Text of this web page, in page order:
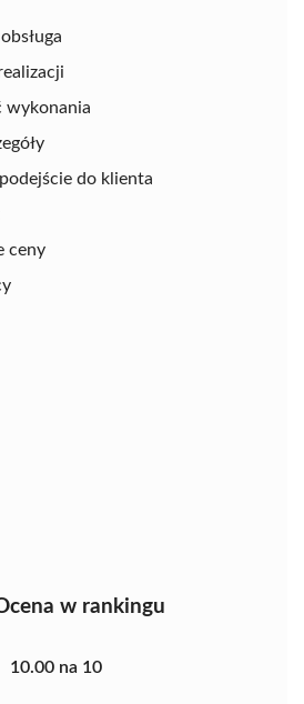
wykonania
do klienta
ceny
w rankingu
10.00 na 10